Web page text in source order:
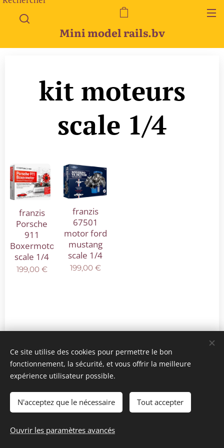
Mini model rails.bv
kit moteurs
scale 1/4
franzis
Porsche
911
Boxermotor
scale 1/4
199,00€
franzis
67501
motor ford
mustang
scale 1/4
199,00€
mini model rails
Cookies
Français
Nederlands
Ce site utilise des cookies pour permettre le bon
fonctionnement, la sécurité, et vous offrir la meilleure
expérience utilisateur possible.
N'acceptez que le nécessaire Tout accepter
Ouvrir les paramètres avancés